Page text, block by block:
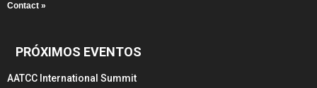
Contact »
PRÓXIMOS EVENTOS
AATCC International Summit